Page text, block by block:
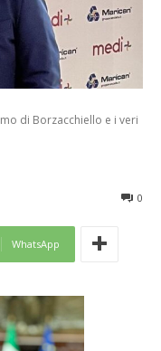
di Borzacchiello e i veri
0
WhatsApp